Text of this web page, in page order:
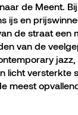
de Meent.
ijs en
de straat een
van de
licht versterkte
meest